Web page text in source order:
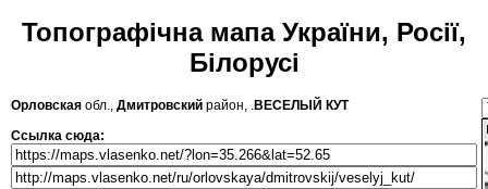
Топографічна мапа України, Росії,
Білорусі
Орловская обл., Дмитровский район, .ВЕСЕЛЫЙ КУТ
Ссылка сюда: